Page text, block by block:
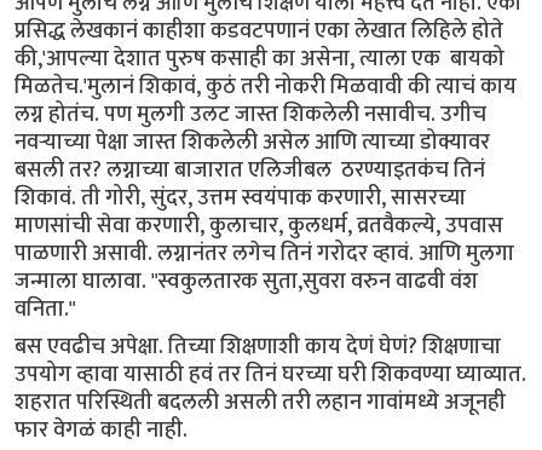
प्रसिद्ध लेखकानं काहीशा कडवटपणानं एका लेखात लिहिले होते
की,'आपल्या देशात पुरुष कसाही का असेना, त्याला एक बायको
मिळतेच.'मुलानं शिकावं, कुठं तरी नोकरी मिळवावी की त्याचं काय
लग्न होतंच. पण मुलगी उलट जास्त शिकलेली नसावीच. उगीच
नवऱ्याच्या पेक्षा जास्त शिकलेली असेल आणि त्याच्या डोक्यावर
बसली तर? लग्नाच्या बाजारात एलिजीबल ठरण्याइतकंच तिनं
शिकावं. ती गोरी, सुंदर, उत्तम स्वयंपाक करणारी, सासरच्या
माणसांची सेवा करणारी, कुलाचार, कुलधर्म, व्रतवैकल्ये, उपवास
पाळणारी असावी. लग्नानंतर लगेच तिनं गरोदर व्हावं. आणि मुलगा
जन्माला घालावा. "स्वकुलतारक सुता,सुवरा वरुन वाढवी वंश
वनिता."
बस एवढीच अपेक्षा. तिच्या शिक्षणाशी काय देणं घेणं? शिक्षणाचा
उपयोग व्हावा यासाठी हवं तर तिनं घरच्या घरी शिकवण्या घ्याव्यात.
शहरात परिस्थिती बदलली असली तरी लहान गावांमध्ये अजूनही
फार वेगळं काही नाही.